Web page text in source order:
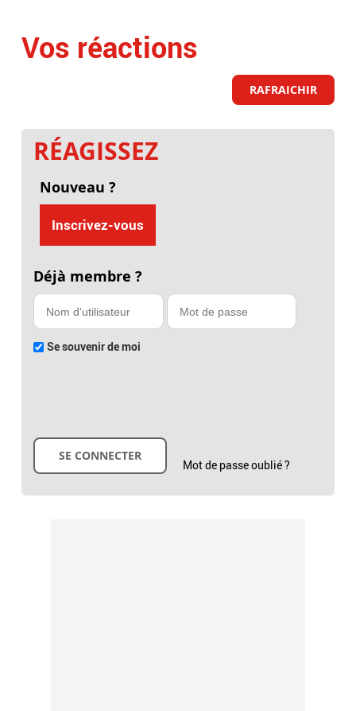
Vos réactions
RAFRAICHIR
RÉAGISSEZ
Nouveau ?
Inscrivez-vous
Déjà membre ?
Se souvenir de moi
Mot de passe oublié ?